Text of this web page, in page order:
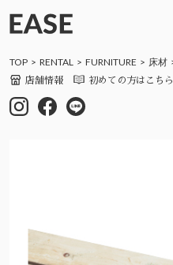
TOP RENTAL FURNITURE 床材
店舗情報 初めての方はこちら